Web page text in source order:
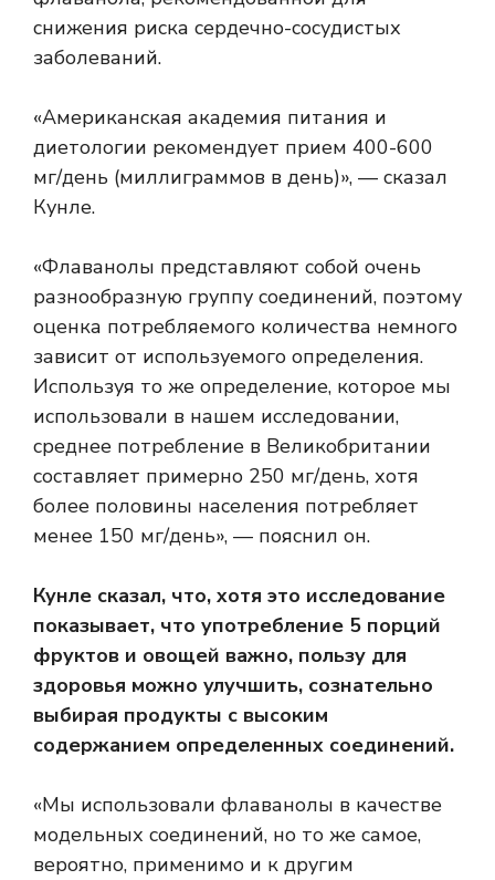
снижения риска сердечно-сосудистых
заболеваний.
«Американская академия питания и
диетологии рекомендует прием 400-600
мг/день (миллиграммов в день)», — сказал
Кунле.
«Флаванолы представляют собой очень
разнообразную группу соединений, поэтому
оценка потребляемого количества немного
зависит от используемого определения.
Используя то же определение, которое мы
использовали в нашем исследовании,
среднее потребление в Великобритании
составляет примерно 250 мг/день, хотя
более половины населения потребляет
менее 150 мг/день», — пояснил он.
Кунле сказал, что, хотя это исследование
показывает, что употребление 5 порций
фруктов и овощей важно, пользу для
здоровья можно улучшить, сознательно
выбирая продукты с высоким
содержанием определенных соединений.
«Мы использовали флаванолы в качестве
модельных соединений, но то же самое,
вероятно, применимо и к другим